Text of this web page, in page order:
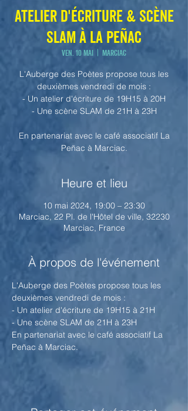
Atelier d'écriture & Scène
SLAM à La Peñac
ven. 10 mai Marciac
L'Auberge des Poètes propose tous les
deuxièmes vendredi de mois :
- Un atelier d'écriture de 19H15 à 20H
- Une scène SLAM de 21H à 23H
En partenariat avec le café associatif La
Peñac à Marciac.
Heure et lieu
10 mai 2024, 19:00 – 23:30
Marciac, 22 Pl. de l'Hôtel de ville, 32230
Marciac, France
À propos de l'événement
L'Auberge des Poètes propose tous les
deuxièmes vendredi de mois :
- Un atelier d'écriture de 19H15 à 21H
- Une scène SLAM de 21H à 23H
En partenariat avec le café associatif La
Peñac à Marciac.